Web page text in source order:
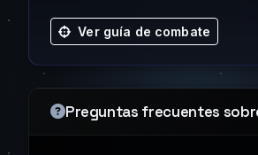
Ver guía de combate
Preguntas frecuentes